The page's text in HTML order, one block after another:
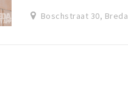
Boschstraat 30, Breda